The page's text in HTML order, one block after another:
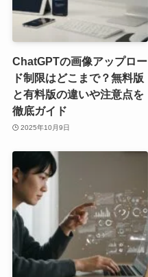
ChatGPTの画像アップロー
ド制限はどこまで？無料版
と有料版の違いや注意点を
徹底ガイド
2025年10月9日